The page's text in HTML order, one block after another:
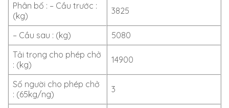
Phân bố : – Cầu trước :
(kg)
3825
– Cầu sau : (kg)
5080
Tải trọng cho phép chở
: (kg)
14900
Số người cho phép chở
: (65kg/ng)
3